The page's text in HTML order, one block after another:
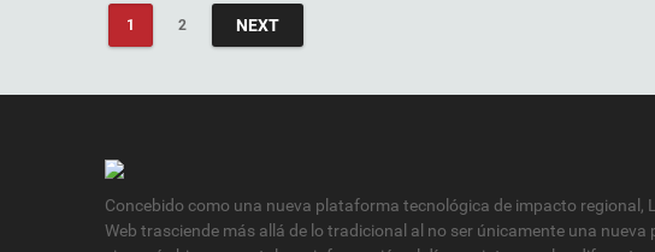
1 2 NEXT
Concebido como una nueva plataforma tecnológica de impacto regional,
Web trasciende más allá de lo tradicional al no ser únicamente una nueva